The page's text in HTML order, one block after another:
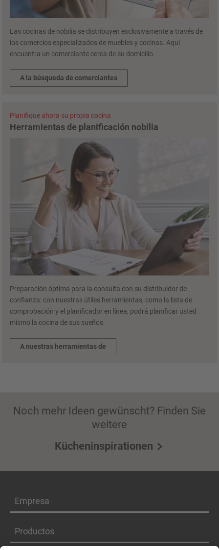
Las cocinas de nobilia se distribuyen exclusivamente a través de
los comercios especializados de muebles y cocinas. Aquí
encuentra un comerciante cerca de su domicilio.
A la búsqueda de comerciantes
Planifique ahora su propia cocina
Herramientas de planificación nobilia
Preparación óptima para la consulta con su distribuidor de
confianza: con nuestras útiles herramientas, como la lista de
comprobación y el planificador en línea, podrá planificar usted
mismo la cocina de sus sueños.
A nuestras herramientas de
Noch mehr Ideen gewünscht? Finden Sie
weitere
Kücheninspirationen
Empresa
Productos